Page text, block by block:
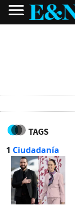
TAGS
1 Ciudadanía